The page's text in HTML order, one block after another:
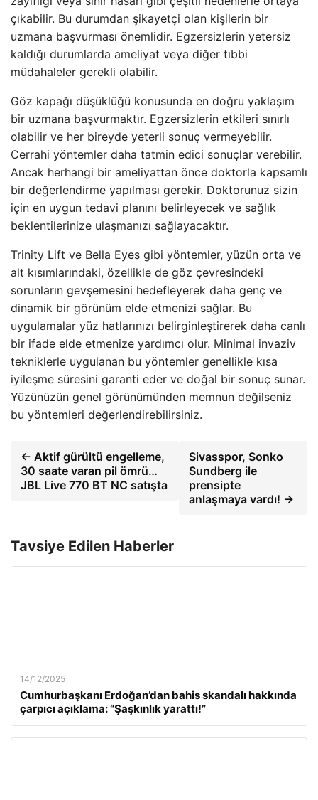
çıkabilir. Bu durumdan şikayetçi olan kişilerin bir
uzmana başvurması önemlidir. Egzersizlerin yetersiz
kaldığı durumlarda ameliyat veya diğer tıbbi
müdahaleler gerekli olabilir.
Göz kapağı düşüklüğü konusunda en doğru yaklaşım
bir uzmana başvurmaktır. Egzersizlerin etkileri sınırlı
olabilir ve her bireyde yeterli sonuç vermeyebilir.
Cerrahi yöntemler daha tatmin edici sonuçlar verebilir.
Ancak herhangi bir ameliyattan önce doktorla kapsamlı
bir değerlendirme yapılması gerekir. Doktorunuz sizin
için en uygun tedavi planını belirleyecek ve sağlık
beklentilerinize ulaşmanızı sağlayacaktır.
Trinity Lift ve Bella Eyes gibi yöntemler, yüzün orta ve
alt kısımlarındaki, özellikle de göz çevresindeki
sorunların gevşemesini hedefleyerek daha genç ve
dinamik bir görünüm elde etmenizi sağlar. Bu
uygulamalar yüz hatlarınızı belirginleştirerek daha canlı
bir ifade elde etmenize yardımcı olur. Minimal invaziv
tekniklerle uygulanan bu yöntemler genellikle kısa
iyileşme süresini garanti eder ve doğal bir sonuç sunar.
Yüzünüzün genel görünümünden memnun değilseniz
bu yöntemleri değerlendirebilirsiniz.
← Aktif gürültü engelleme,
30 saate varan pil ömrü…
JBL Live 770 BT NC satışta
Sivasspor, Sonko
Sundberg ile
prensipte
anlaşmaya vardı! →
Tavsiye Edilen Haberler
14/12/2025
Cumhurbaşkanı Erdoğan’dan bahis skandalı hakkında
çarpıcı açıklama: “Şaşkınlık yarattı!”